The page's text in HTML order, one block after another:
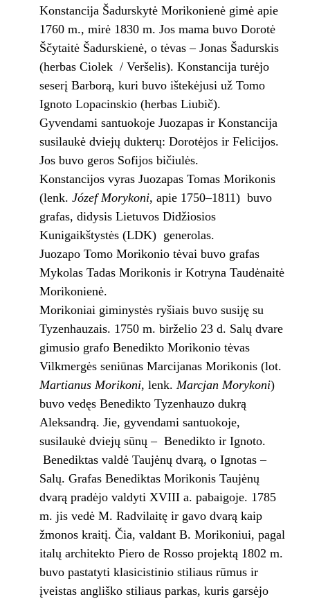
Konstancija Šadurskytė Morikonienė gimė apie
1760 m., mirė 1830 m. Jos mama buvo Dorotė
Ščytaitė Šadurskienė, o tėvas – Jonas Šadurskis
(herbas Ciolek / Veršelis). Konstancija turėjo
seserį Barborą, kuri buvo ištekėjusi už Tomo
Ignoto Lopacinskio (herbas Liubič).
Gyvendami santuokoje Juozapas ir Konstancija
susilaukė dviejų dukterų: Dorotėjos ir Felicijos.
Jos buvo geros Sofijos bičiulės.
Konstancijos vyras Juozapas Tomas Morikonis
(lenk. Józef Morykoni, apie 1750–1811) buvo
grafas, didysis Lietuvos Didžiosios
Kunigaikštystės (LDK) generolas.
Juozapo Tomo Morikonio tėvai buvo grafas
Mykolas Tadas Morikonis ir Kotryna Taudėnaitė
Morikonienė.
Morikoniai giminystės ryšiais buvo susiję su
Tyzenhauzais. 1750 m. birželio 23 d. Salų dvare
gimusio grafo Benedikto Morikonio tėvas
Vilkmergės seniūnas Marcijanas Morikonis (lot.
Martianus Morikoni, lenk. Marcjan Morykoni)
buvo vedęs Benedikto Tyzenhauzo dukrą
Aleksandrą. Jie, gyvendami santuokoje,
susilaukė dviejų sūnų – Benedikto ir Ignoto.
Benediktas valdė Taujėnų dvarą, o Ignotas –
Salų. Grafas Benediktas Morikonis Taujėnų
dvarą pradėjo valdyti XVIII a. pabaigoje. 1785
m. jis vedė M. Radvilaitę ir gavo dvarą kaip
žmonos kraitį. Čia, valdant B. Morikoniui, pagal
italų architekto Piero de Rosso projektą 1802 m.
buvo pastatyti klasicistinio stiliaus rūmus ir
įveistas angliško stiliaus parkas, kuris garsėjo